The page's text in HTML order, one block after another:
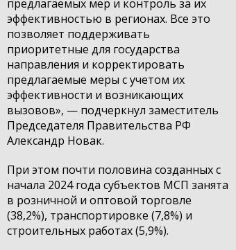
предлагаемых мер и контроль за их
эффективностью в регионах. Все это
позволяет поддерживать
приоритетные для государства
направления и корректировать
предлагаемые меры с учетом их
эффективности и возникающих
вызовов», — подчеркнул заместитель
Председателя Правительства РФ
Александр Новак.
При этом почти половина созданных с
начала 2024 года субъектов МСП занята
в розничной и оптовой торговле
(38,2%), транспортировке (7,8%) и
строительных работах (5,9%).